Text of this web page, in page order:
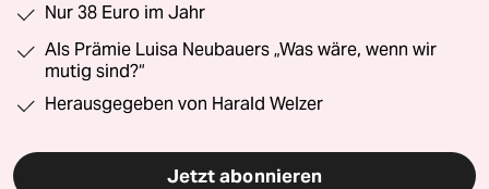
Nur 38 Euro im Jahr
Als Prämie Luisa Neubauers „Was wäre, wenn wir
mutig sind?“
Herausgegeben von Harald Welzer
Jetzt abonnieren